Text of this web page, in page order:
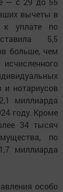
вычеты в
уплате по
5,5
больше, чем
и нотариусов
миллиарда
году. Кроме
34 тысяч
по
миллиарда
особо